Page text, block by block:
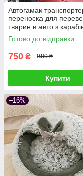
Автогамак
переноска для
тварин в авто з
Чорний з малюнком
Готово до відправки
750 ₴ 980 ₴
Купити
–16%